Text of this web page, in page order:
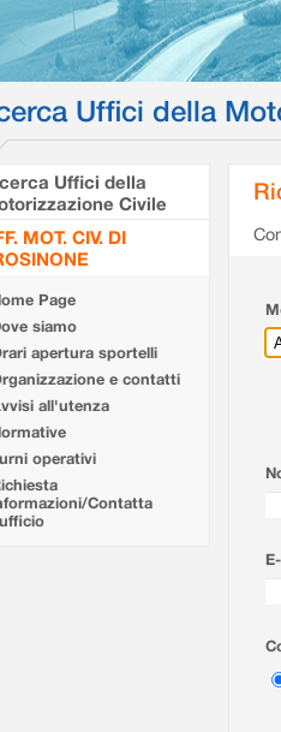
Uffici della
Uffici della
Civile
MOT. CIV. DI
Page
siamo
apertura sportelli
e contatti
all'utenza
operativi
Contatta